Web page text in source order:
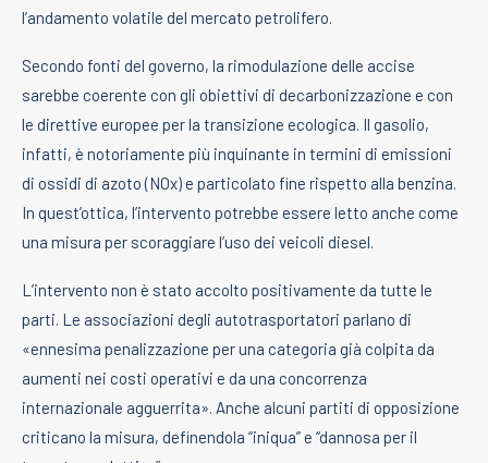
l’andamento volatile del mercato petrolifero.
Secondo fonti del governo, la rimodulazione delle accise
sarebbe coerente con gli obiettivi di decarbonizzazione e con
le direttive europee per la transizione ecologica. Il gasolio,
infatti, è notoriamente più inquinante in termini di emissioni
di ossidi di azoto (NOx) e particolato fine rispetto alla benzina.
In quest’ottica, l’intervento potrebbe essere letto anche come
una misura per scoraggiare l’uso dei veicoli diesel.
L’intervento non è stato accolto positivamente da tutte le
parti. Le associazioni degli autotrasportatori parlano di
«ennesima penalizzazione per una categoria già colpita da
aumenti nei costi operativi e da una concorrenza
internazionale agguerrita». Anche alcuni partiti di opposizione
criticano la misura, definendola “iniqua” e “dannosa per il